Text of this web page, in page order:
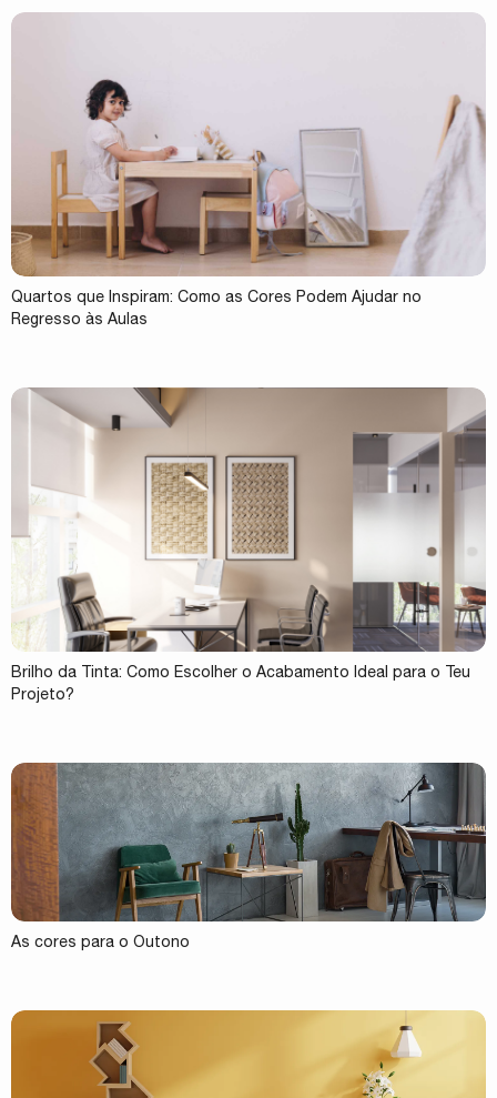
Quartos que Inspiram: Como as Cores Podem Ajudar no
Regresso às Aulas
Brilho da Tinta: Como Escolher o Acabamento Ideal para o Teu
Projeto?
As cores para o Outono